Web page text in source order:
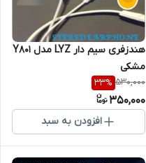
هندزفری سیم دار LYZ مدل Y801
مشکی
530,000
33%
350,000
افزودن به سبد